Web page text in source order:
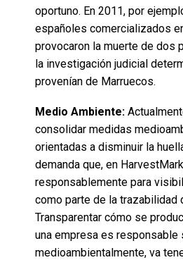
oportuno. En 2011, por
españoles comercializados
provocaron la muerte de dos
la investigación judicial
provenían de Marruecos.
Medio Ambiente:
consolidar medidas
orientadas a disminuir la
demanda que, en
responsablemente para
como parte de la trazabilidad
Transparentar cómo se
una empresa es responsable
medioambientalmente, va